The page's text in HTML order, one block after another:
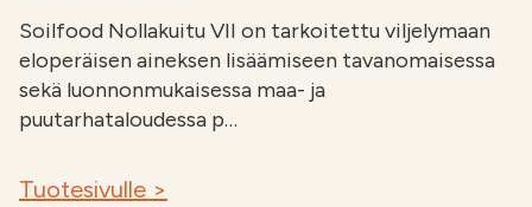
Soilfood Nollakuitu VII on tarkoitettu viljelymaan
eloperäisen aineksen lisäämiseen tavanomaisessa
sekä luonnonmukaisessa maa- ja
puutarhataloudessa p…
Tuotesivulle >